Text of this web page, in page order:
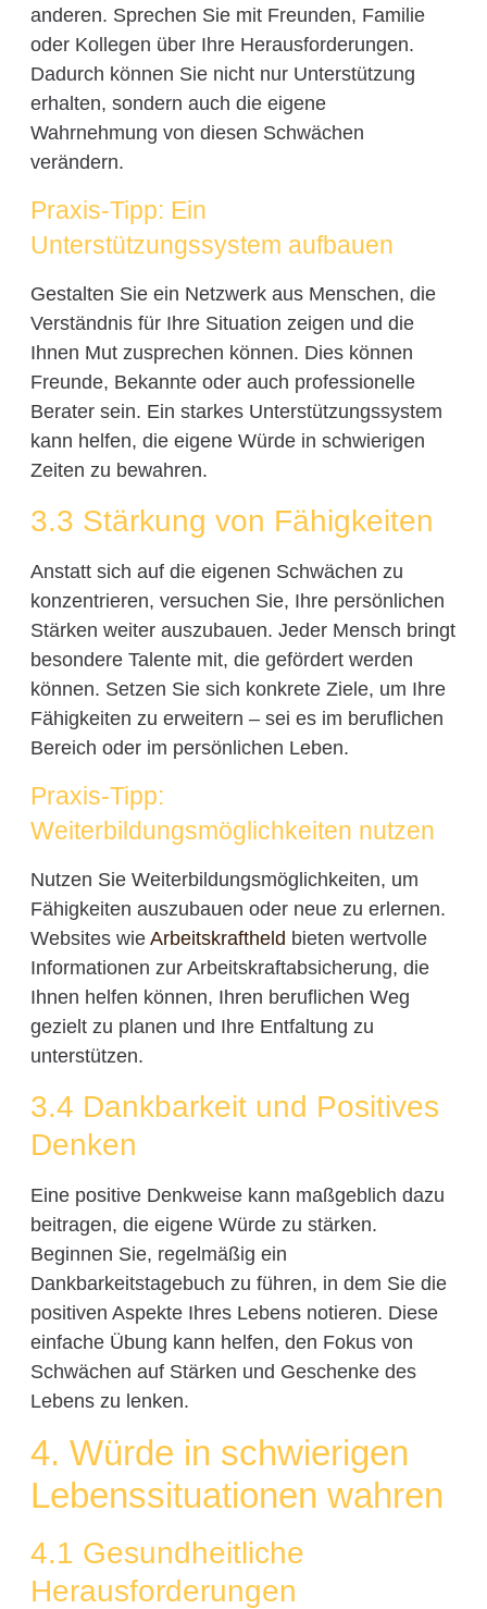
anderen. Sprechen Sie mit Freunden, Familie
oder Kollegen über Ihre Herausforderungen.
Dadurch können Sie nicht nur Unterstützung
erhalten, sondern auch die eigene
Wahrnehmung von diesen Schwächen
verändern.
Praxis-Tipp: Ein
Unterstützungssystem aufbauen
Gestalten Sie ein Netzwerk aus Menschen, die
Verständnis für Ihre Situation zeigen und die
Ihnen Mut zusprechen können. Dies können
Freunde, Bekannte oder auch professionelle
Berater sein. Ein starkes Unterstützungssystem
kann helfen, die eigene Würde in schwierigen
Zeiten zu bewahren.
3.3 Stärkung von Fähigkeiten
Anstatt sich auf die eigenen Schwächen zu
konzentrieren, versuchen Sie, Ihre persönlichen
Stärken weiter auszubauen. Jeder Mensch bringt
besondere Talente mit, die gefördert werden
können. Setzen Sie sich konkrete Ziele, um Ihre
Fähigkeiten zu erweitern – sei es im beruflichen
Bereich oder im persönlichen Leben.
Praxis-Tipp:
Weiterbildungsmöglichkeiten nutzen
Nutzen Sie Weiterbildungsmöglichkeiten, um
Fähigkeiten auszubauen oder neue zu erlernen.
Websites wie Arbeitskraftheld bieten wertvolle
Informationen zur Arbeitskraftabsicherung, die
Ihnen helfen können, Ihren beruflichen Weg
gezielt zu planen und Ihre Entfaltung zu
unterstützen.
3.4 Dankbarkeit und Positives
Denken
Eine positive Denkweise kann maßgeblich dazu
beitragen, die eigene Würde zu stärken.
Beginnen Sie, regelmäßig ein
Dankbarkeitstagebuch zu führen, in dem Sie die
positiven Aspekte Ihres Lebens notieren. Diese
einfache Übung kann helfen, den Fokus von
Schwächen auf Stärken und Geschenke des
Lebens zu lenken.
4. Würde in schwierigen
Lebenssituationen wahren
4.1 Gesundheitliche
Herausforderungen